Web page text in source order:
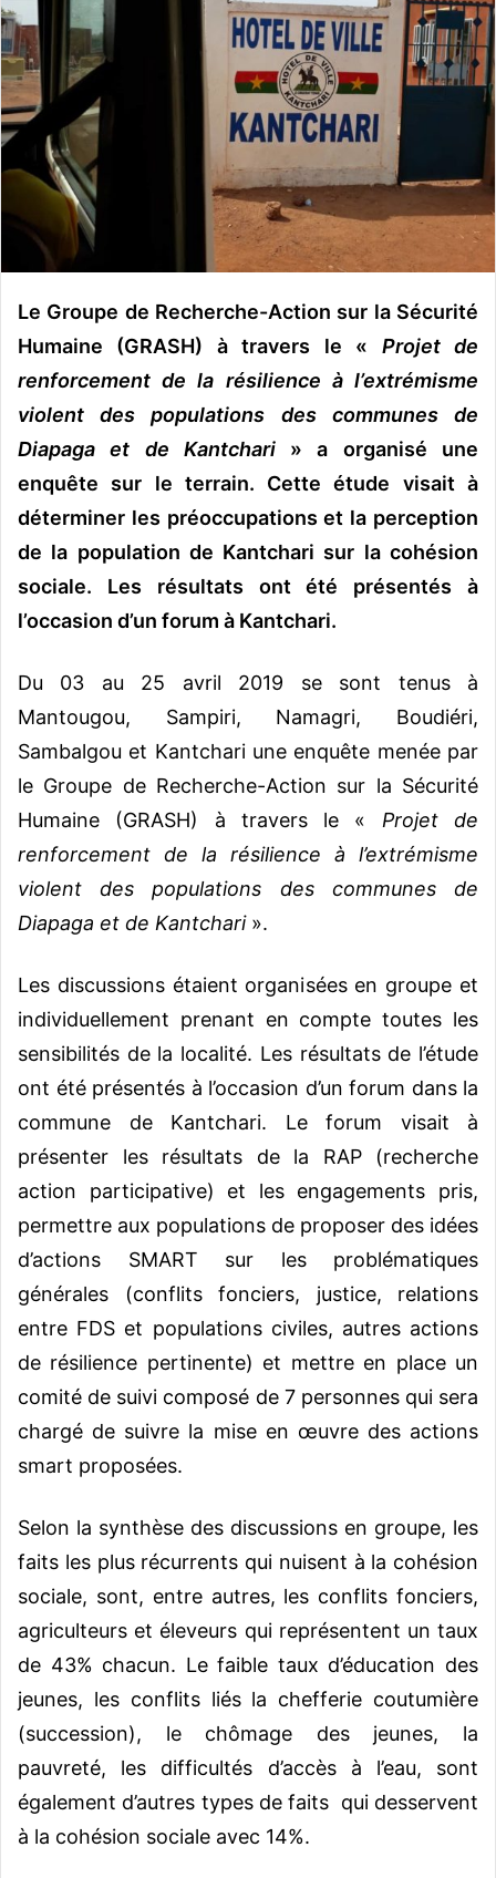
Le Groupe de Recherche-Action sur la Sécurité
Humaine (GRASH) à travers le « Projet de
renforcement de la résilience à l’extrémisme
violent des populations des communes de
Diapaga et de Kantchari» a organisé une
enquête sur le terrain. Cette étude visait à
déterminer les préoccupations et la perception
de la population de Kantchari sur la cohésion
sociale. Les résultats ont été présentés à
l’occasion d’un forum à Kantchari.
Du 03 au 25 avril 2019 se sont tenus à
Mantougou, Sampiri, Namagri, Boudiéri,
Sambalgou et Kantchari une enquête menée par
le Groupe de Recherche-Action sur la Sécurité
Humaine (GRASH) à travers le « Projet de
renforcement de la résilience à l’extrémisme
violent des populations des communes de
Diapaga et de Kantchari».
Les discussions étaient organisées en groupe et
individuellement prenant en compte toutes les
sensibilités de la localité. Les résultats de l’étude
ont été présentés à l’occasion d’un forum dans la
commune de Kantchari. Le forum visait à
présenter les résultats de la RAP (recherche
action participative) et les engagements pris,
permettre aux populations de proposer des idées
d’actions SMART sur les problématiques
générales (conflits fonciers, justice, relations
entre FDS et populations civiles, autres actions
de résilience pertinente) et mettre en place un
comité de suivi composé de 7 personnes qui sera
chargé de suivre la mise en œuvre des actions
smart proposées.
Selon la synthèse des discussions en groupe, les
faits les plus récurrents qui nuisent à la cohésion
sociale, sont, entre autres, les conflits fonciers,
agriculteurs et éleveurs qui représentent un taux
de 43% chacun. Le faible taux d’éducation des
jeunes, les conflits liés la chefferie coutumière
(succession), le chômage des jeunes, la
pauvreté, les difficultés d’accès à l’eau, sont
également d’autres types de faits qui desservent
à la cohésion sociale avec 14%.